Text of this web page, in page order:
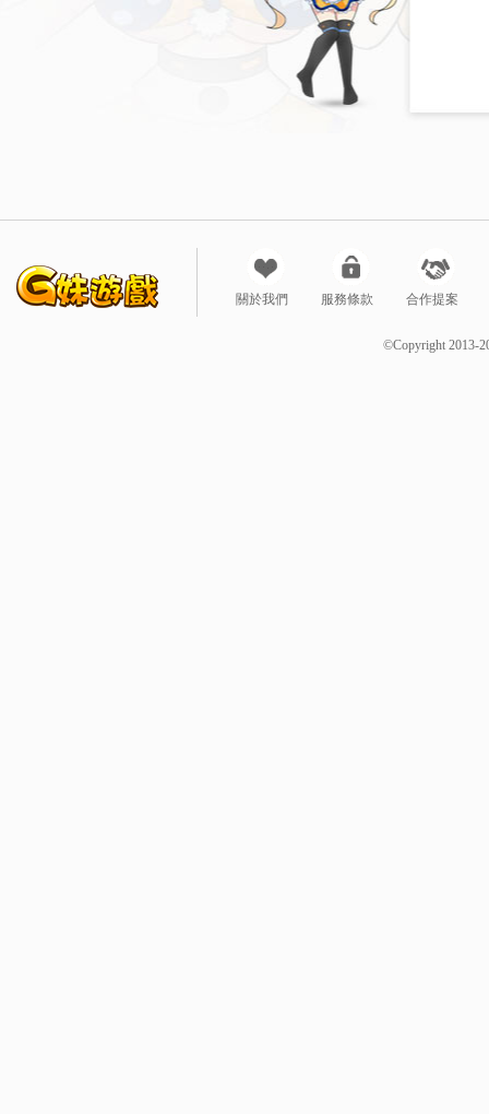
關於我們 服務條款 合作提案
©Copyright 2013-